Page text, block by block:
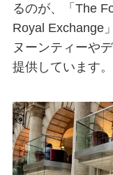
るのが、「The
Royal Exchange
ヌーンティーや
提供しています。